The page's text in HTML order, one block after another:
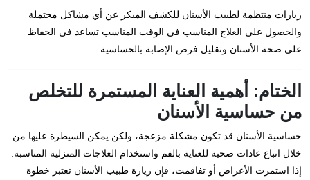
زيارات منتظمة لطبيب الأسنان للكشف المبكر عن أي مشاكل محتملة
والحصول على العلاج المناسب في الوقت المناسب تساعد في الحفاظ
على صحة الأسنان وتقليل فرص الإصابة بالحساسية.
الختام: أهمية العناية المستمرة للتخلص
من حساسية الأسنان
حساسية الأسنان قد تكون مشكلة مزعجة، ولكن يمكن السيطرة عليها من
خلال اتباع عادات صحية للعناية بالفم واستخدام العلاجات المنزلية المناسبة.
إذا استمرت الأعراض أو تفاقمت، فإن زيارة طبيب الأسنان تعتبر خطوة